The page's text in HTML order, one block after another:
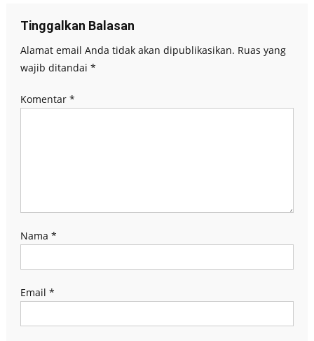
Tinggalkan Balasan
Alamat email Anda tidak akan dipublikasikan. Ruas yang
wajib ditandai *
Komentar *
Nama *
Email *